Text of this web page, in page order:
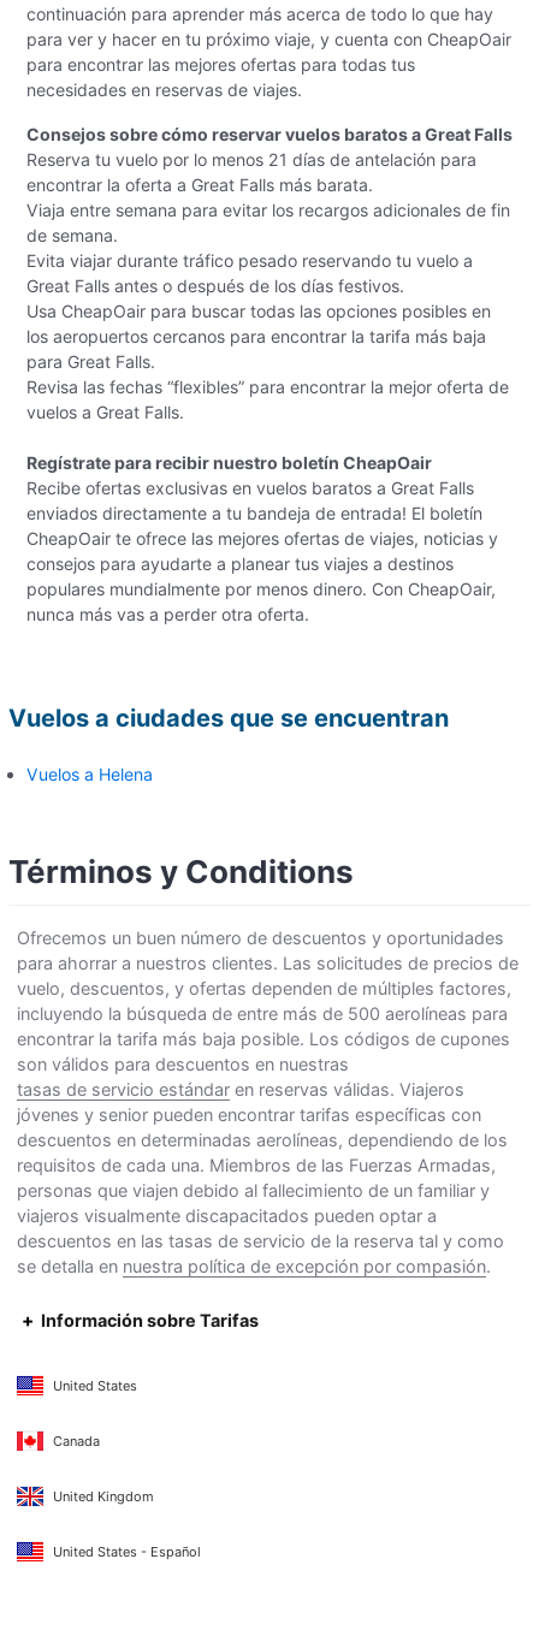
continuación para aprender más acerca de todo lo que hay
para ver y hacer en tu próximo viaje, y cuenta con CheapOair
para encontrar las mejores ofertas para todas tus
necesidades en reservas de viajes.
Consejos sobre cómo reservar vuelos baratos a Great Falls
Reserva tu vuelo por lo menos 21 días de antelación para
encontrar la oferta a Great Falls más barata.
Viaja entre semana para evitar los recargos adicionales de fin
de semana.
Evita viajar durante tráfico pesado reservando tu vuelo a
Great Falls antes o después de los días festivos.
Usa CheapOair para buscar todas las opciones posibles en
los aeropuertos cercanos para encontrar la tarifa más baja
para Great Falls.
Revisa las fechas “flexibles” para encontrar la mejor oferta de
vuelos a Great Falls.
Regístrate para recibir nuestro boletín CheapOair
Recibe ofertas exclusivas en vuelos baratos a Great Falls
enviados directamente a tu bandeja de entrada! El boletín
CheapOair te ofrece las mejores ofertas de viajes, noticias y
consejos para ayudarte a planear tus viajes a destinos
populares mundialmente por menos dinero. Con CheapOair,
nunca más vas a perder otra oferta.
Vuelos a ciudades que se encuentran
Vuelos a Helena
Términos y Conditions
Ofrecemos un buen número de descuentos y oportunidades
para ahorrar a nuestros clientes. Las solicitudes de precios de
vuelo, descuentos, y ofertas dependen de múltiples factores,
incluyendo la búsqueda de entre más de 500 aerolíneas para
encontrar la tarifa más baja posible. Los códigos de cupones
son válidos para descuentos en nuestras
tasas de servicio estándar en reservas válidas. Viajeros
jóvenes y senior pueden encontrar tarifas específicas con
descuentos en determinadas aerolíneas, dependiendo de los
requisitos de cada una. Miembros de las Fuerzas Armadas,
personas que viajen debido al fallecimiento de un familiar y
viajeros visualmente discapacitados pueden optar a
descuentos en las tasas de servicio de la reserva tal y como
se detalla en nuestra política de excepción por compasión.
Información sobre Tarifas
United States
Canada
United Kingdom
United States - Español